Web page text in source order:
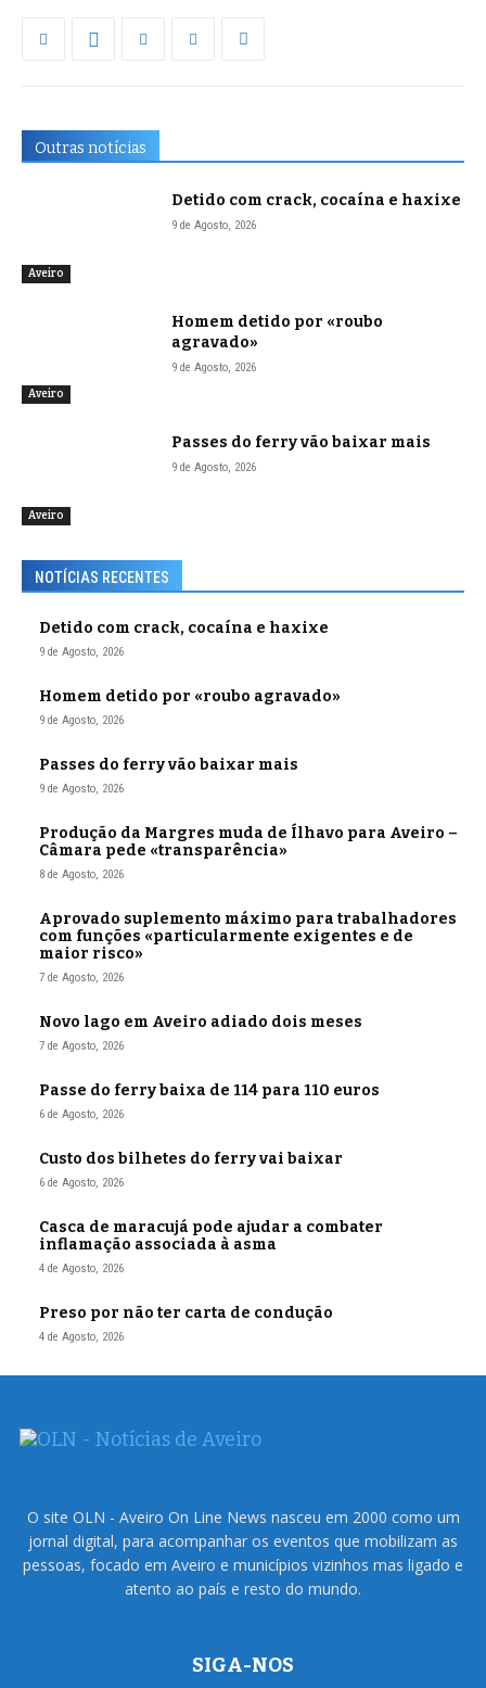
Outras notícias
Aveiro
Detido com crack, cocaína e haxixe
9 de Agosto, 2026
Aveiro
Homem detido por «roubo
agravado»
9 de Agosto, 2026
Aveiro
Passes do ferry vão baixar mais
9 de Agosto, 2026
NOTÍCIAS RECENTES
Detido com crack, cocaína e haxixe
9 de Agosto, 2026
Homem detido por «roubo agravado»
9 de Agosto, 2026
Passes do ferry vão baixar mais
9 de Agosto, 2026
Produção da Margres muda de Ílhavo para Aveiro –
Câmara pede «transparência»
8 de Agosto, 2026
Aprovado suplemento máximo para trabalhadores
com funções «particularmente exigentes e de
maior risco»
7 de Agosto, 2026
Novo lago em Aveiro adiado dois meses
7 de Agosto, 2026
Passe do ferry baixa de 114 para 110 euros
6 de Agosto, 2026
Custo dos bilhetes do ferry vai baixar
6 de Agosto, 2026
Casca de maracujá pode ajudar a combater
inflamação associada à asma
4 de Agosto, 2026
Preso por não ter carta de condução
4 de Agosto, 2026
O site OLN - Aveiro On Line News nasceu em 2000 como um
jornal digital, para acompanhar os eventos que mobilizam as
pessoas, focado em Aveiro e municípios vizinhos mas ligado e
atento ao país e resto do mundo.
SIGA-NOS